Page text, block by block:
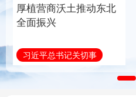
访谈 视频
厚植营商沃土推动东北
全面振兴
习近平总书记关切事